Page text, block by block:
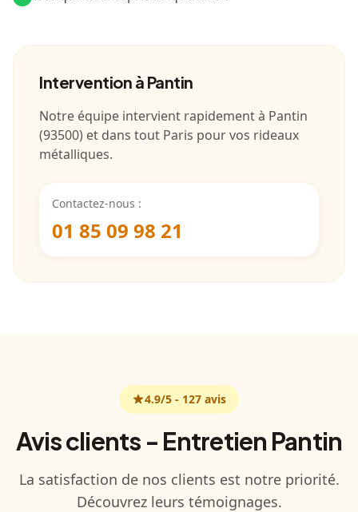
Intervention à Pantin
Notre équipe intervient rapidement à Pantin
(93500) et dans tout Paris pour vos rideaux
métalliques.
Contactez-nous :
01 85 09 98 21
4.9/5 - 127 avis
Avis clients - Entretien Pantin
La satisfaction de nos clients est notre priorité.
Découvrez leurs témoignages.